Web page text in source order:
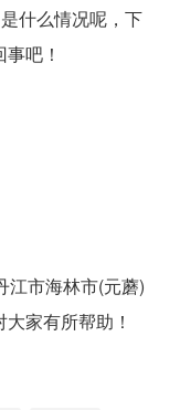
什么情况呢，下
吧！
江市海林市(元蘑)
家有所帮助！